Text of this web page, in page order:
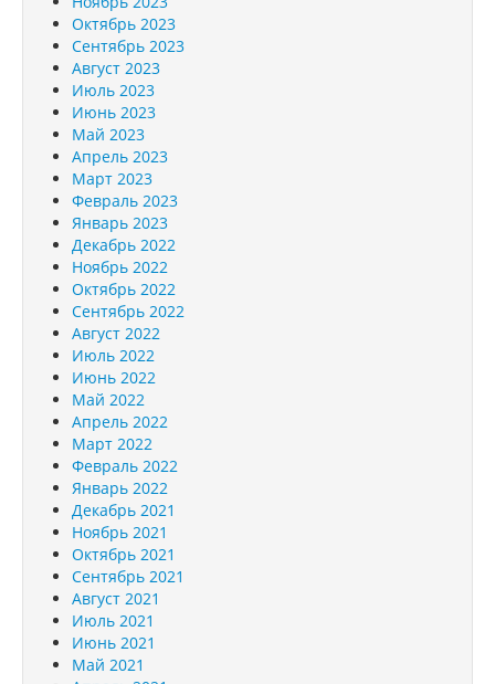
Октябрь 2023
Сентябрь 2023
Август 2023
Июль 2023
Июнь 2023
Май 2023
Апрель 2023
Март 2023
Февраль 2023
Январь 2023
Декабрь 2022
Ноябрь 2022
Октябрь 2022
Сентябрь 2022
Август 2022
Июль 2022
Июнь 2022
Май 2022
Апрель 2022
Март 2022
Февраль 2022
Январь 2022
Декабрь 2021
Ноябрь 2021
Октябрь 2021
Сентябрь 2021
Август 2021
Июль 2021
Июнь 2021
Май 2021